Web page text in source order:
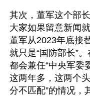
其次，董军这个部
大家如果留意新闻
董军从2023年底接
就只是“国防部长”
都会兼任“中央军委
这两年多，这两个
分不匹配”的情况，